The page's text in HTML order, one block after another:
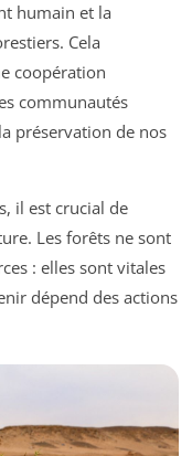
humain et la
Cela
coopération
communautés
préservation de nos
il est crucial de
Les forêts ne sont
: elles sont vitales
dépend des actions